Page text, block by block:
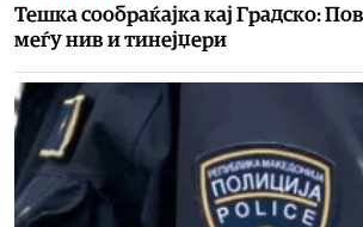
Тешка сообраќајка кај Градско:
меѓу нив и тинејџери